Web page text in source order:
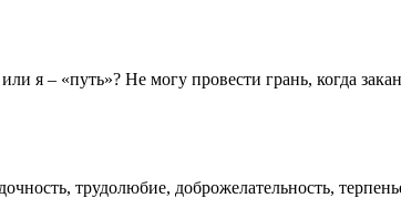
я – «путь»? Не могу провести грань, когда
трудолюбие, доброжелательность,